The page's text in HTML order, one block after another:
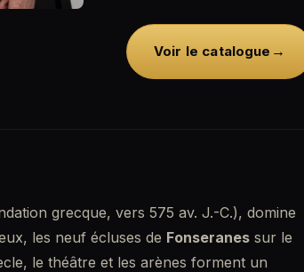
Voir le catalogue →
grecque, vers 575 av. J.-C.), domine
les neuf écluses de Fonseranes sur le
le théâtre et les arènes forment un